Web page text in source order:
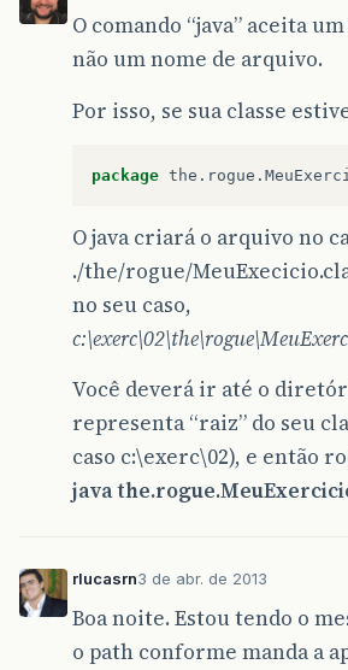
O comando “java” aceita
não um nome de arquivo.
Por isso, se sua classe
package the . rogue .
O java criará o arquivo no
./the/rogue/
no seu caso,
Você deverá ir até o
representa “raiz” do seu
caso c:\exerc\02), e então
java
rlucasrn3 de abr. de 2013
Boa noite. Estou tendo o
o path conforme manda a